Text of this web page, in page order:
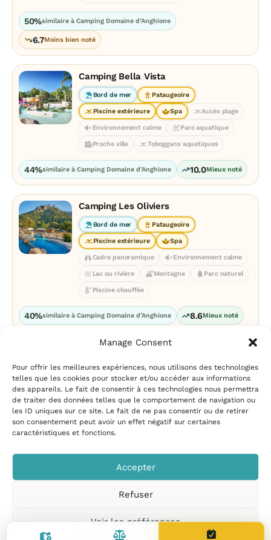
Manage Consent
Pour offrir les meilleures expériences, nous utilisons des technologies
telles que les cookies pour stocker et/ou accéder aux informations
des appareils. Le fait de consentir à ces technologies nous permettra
de traiter des données telles que le comportement de navigation ou
les ID uniques sur ce site. Le fait de ne pas consentir ou de retirer
son consentement peut avoir un effet négatif sur certaines
caractéristiques et fonctions.
Accepter
Refuser
Voir les préférences
50%similaire à Camping Domaine d’Anghione
6.7Moins bien noté
Camping Bella Vista
Bord de mer Pataugeoire
Piscine extérieure Spa Accès plage
Environnement calme Parc aquatique
Proche ville Toboggans aquatiques
44%similaire à Camping Domaine d’Anghione 10.0Mieux noté
Camping Les Oliviers
Bord de mer Pataugeoire
Piscine extérieure Spa
Cadre panoramique Environnement calme
Lac ou rivière Montagne Parc naturel
Piscine chauffée
40%similaire à Camping Domaine d’Anghione 8.6Mieux noté
Mentions légales|Politique
de confidentialité
suggestions|Politique de
cookies